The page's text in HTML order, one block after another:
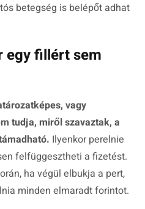
betegség is belépőt adhat
egy fillért sem
vagy
tudja, miről szavaztak, a
Ilyenkor perelnie
felfüggesztheti a fizetést.
ha végül elbukja a pert,
minden elmaradt forintot.